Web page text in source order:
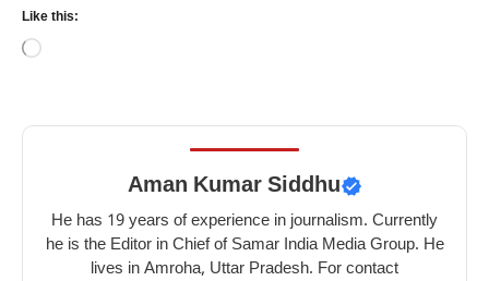
Like this:
Loading…
Aman Kumar Siddhu
He has 19 years of experience in journalism. Currently
he is the Editor in Chief of Samar India Media Group. He
lives in Amroha, Uttar Pradesh. For contact